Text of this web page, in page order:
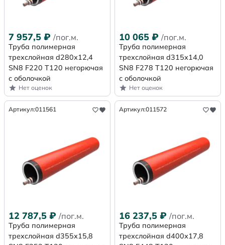
7 957,5 ₽ /пог.м.
Труба полимерная
трехслойная d280х12,4
SN8 F220 Т120 негорючая
с оболочкой
Нет оценок
10 065 ₽ /пог.м.
Труба полимерная
трехслойная d315х14,0
SN8 F278 Т120 негорючая
с оболочкой
Нет оценок
Артикул:011561
12 787,5 ₽ /пог.м.
Труба полимерная
трехслойная d355х15,8
Артикул:011572
16 237,5 ₽ /пог.м.
Труба полимерная
трехслойная d400х17,8